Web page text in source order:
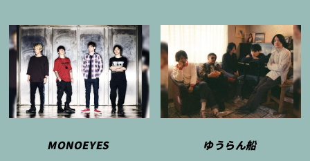
MONOEYES ゆうらん船